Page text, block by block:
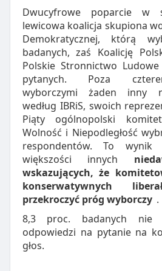
Dwucyfrowe poparcie w
lewicowa koalicja skupiona
Demokratycznej, którą
badanych, zaś Koalicję
Polskie Stronnictwo
pytanych. Poza
wyborczymi żaden inny
według IBRiS, swoich
Piąty ogólnopolski
Wolność i Niepodległość
respondentów. To
większości innych
wskazujących, że
konserwatywnych
przekroczyć próg wyborczy .
8,3 proc. badanych nie
odpowiedzi na pytanie na
głos.